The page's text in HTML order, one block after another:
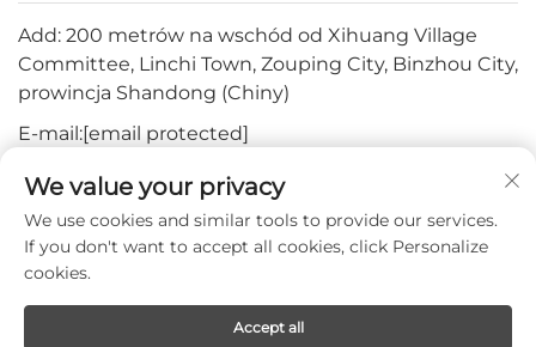
Add: 200 metrów na wschód od Xihuang Village
Committee, Linchi Town, Zouping City, Binzhou City,
prowincja Shandong (Chiny)
E-mail:[email protected]
Tel.: +82-3180427370
Telefon:+86-15564344404
WhatsApp: +82-1022396668
Prawa autorskie © 2024 Mepro Medical Co.,Ltd.
We value your privacy
We use cookies and similar tools to provide our services.
If you don't want to accept all cookies, click Personalize
cookies.
Accept all